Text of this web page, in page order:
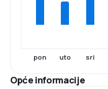
pon uto sri
Opće informacije